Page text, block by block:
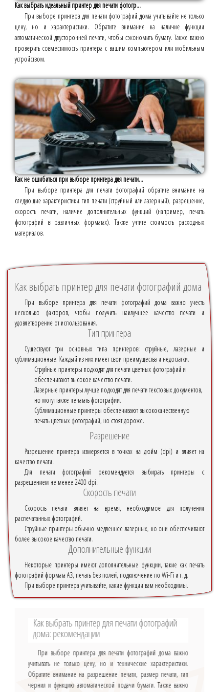
Как выбрать идеальный принтер для печати фотогр...
При выборе принтера для печати фотографий дома учитывайте не только
цену, но и характеристики. Обратите внимание на наличие функции
автоматической двусторонней печати, чтобы сэкономить бумагу. Также важно
проверить совместимость принтера с вашим компьютером или мобильным
устройством.
Как не ошибиться при выборе принтера для печати...
При выборе принтера для печати фотографий обратите внимание на
следующие характеристики: тип печати (струйный или лазерный), разрешение,
скорость печати, наличие дополнительных функций (например, печать
фотографий в различных форматах). Также учтите стоимость расходных
материалов.
Как выбрать принтер для печати фотографий дома
При выборе принтера для печати фотографий дома важно учесть
несколько факторов, чтобы получить наилучшее качество печати и
удовлетворение от использования.
Тип принтера
Существуют три основных типа принтеров: струйные, лазерные и
сублимационные. Каждый из них имеет свои преимущества и недостатки.
Струйные принтеры подходят для печати цветных фотографий и
обеспечивают высокое качество печати.
Лазерные принтеры лучше подходят для печати текстовых документов,
но могут также печатать фотографии.
Сублимационные принтеры обеспечивают высококачественную
печать цветных фотографий, но стоят дороже.
Разрешение
Разрешение принтера измеряется в точках на дюйм (dpi) и влияет на
качество печати.
Для печати фотографий рекомендуется выбирать принтеры с
разрешением не менее 2400 dpi.
Скорость печати
Скорость печати влияет на время, необходимое для получения
распечатанных фотографий.
Струйные принтеры обычно медленнее лазерных, но они обеспечивают
более высокое качество печати.
Дополнительные функции
Некоторые принтеры имеют дополнительные функции, такие как печать
фотографий формата A3, печать без полей, подключение по Wi-Fi и т. д.
При выборе принтера учитывайте, какие функции вам необходимы.
Как выбрать принтер для печати фотографий
дома: рекомендации
При выборе принтера для печати фотографий дома важно
учитывать не только цену, но и технические характеристики.
Обратите внимание на разрешение печати, размер печати, тип
чернил и функцию автоматической подачи бумаги. Также важно